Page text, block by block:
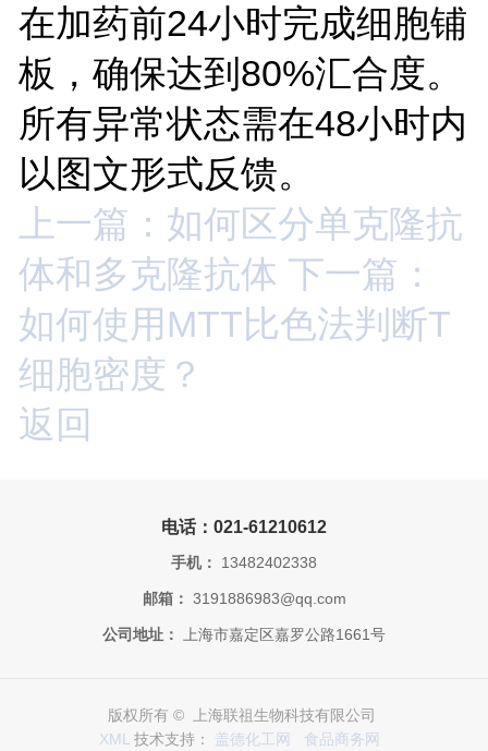
在加药前24小时完成细胞铺
板，确保达到80%汇合度。
所有异常状态需在48小时内
以图文形式反馈。
上一篇：如何区分单克隆抗
体和多克隆抗体 下一篇：
如何使用MTT比色法判断T
细胞密度？
返回
电话：021-61210612
手机： 13482402338
邮箱： 3191886983@qq.com
公司地址： 上海市嘉定区嘉罗公路1661号
版权所有 © 上海联祖生物科技有限公司
XML 技术支持： 盖德化工网 食品商务网